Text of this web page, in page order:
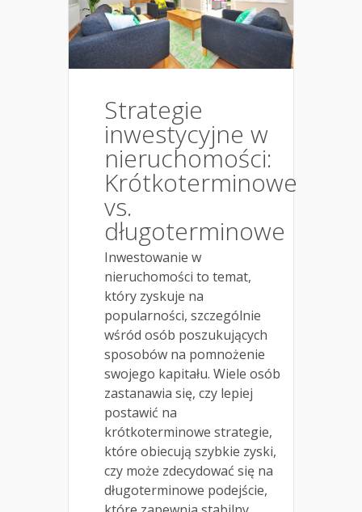
Strategie
inwestycyjne w
nieruchomości:
Krótkoterminowe
vs.
długoterminowe
Inwestowanie w
nieruchomości to temat,
który zyskuje na
popularności, szczególnie
wśród osób poszukujących
sposobów na pomnożenie
swojego kapitału. Wiele osób
zastanawia się, czy lepiej
postawić na
krótkoterminowe strategie,
które obiecują szybkie zyski,
czy może zdecydować się na
długoterminowe podejście,